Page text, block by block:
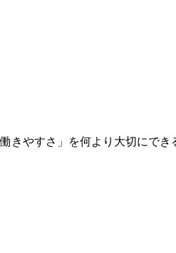
きやすさ」を何より大切にで